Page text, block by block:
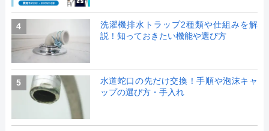
4
洗濯機排水トラップ2種類や仕組みを解
説！知っておきたい機能や選び方
5
水道蛇口の先だけ交換！手順や泡沫キャ
ップの選び方・手入れ